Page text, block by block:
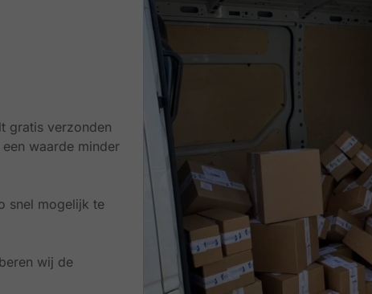
gratis verzonden
waarde minder
snel mogelijk te
wij de